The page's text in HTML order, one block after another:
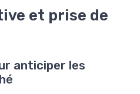
et prise de
anticiper les